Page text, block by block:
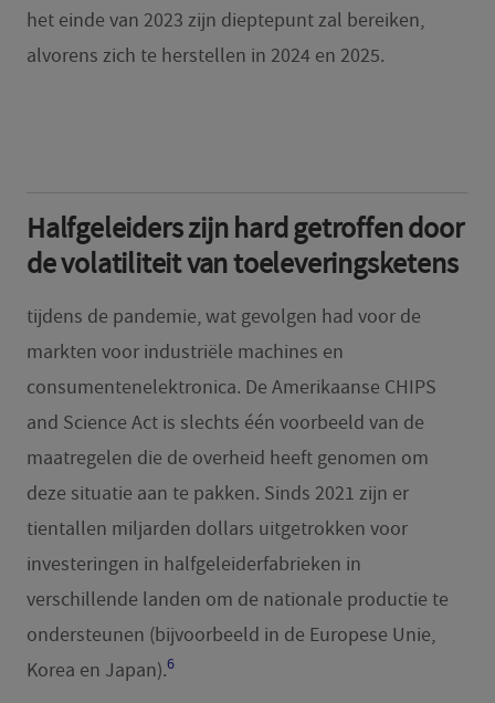
het einde van 2023 zijn dieptepunt zal bereiken,
alvorens zich te herstellen in 2024 en 2025.
Halfgeleiders zijn hard getroffen door
de volatiliteit van toeleveringsketens
tijdens de pandemie, wat gevolgen had voor de
markten voor industriële machines en
consumentenelektronica. De Amerikaanse CHIPS
and Science Act is slechts één voorbeeld van de
maatregelen die de overheid heeft genomen om
deze situatie aan te pakken. Sinds 2021 zijn er
tientallen miljarden dollars uitgetrokken voor
investeringen in halfgeleiderfabrieken in
verschillende landen om de nationale productie te
ondersteunen (bijvoorbeeld in de Europese Unie,
Korea en Japan).6